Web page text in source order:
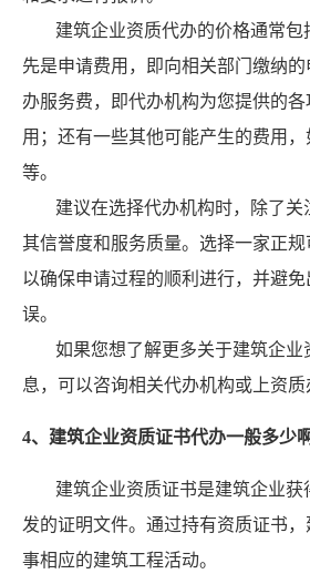
建筑企业资质代办的价格通常
先是申请费用，即向相关部门缴纳
办服务费，即代办机构为您提供的
用；还有一些其他可能产生的费用
等。
建议在选择代办机构时，除了关
其信誉度和服务质量。选择一家正
以确保申请过程的顺利进行，并避
误。
如果您想了解更多关于建筑企业
息，可以咨询相关代办机构或上资质
4、建筑企业资质证书代办一般多少
建筑企业资质证书是建筑企业获
发的证明文件。通过持有资质证书
事相应的建筑工程活动。